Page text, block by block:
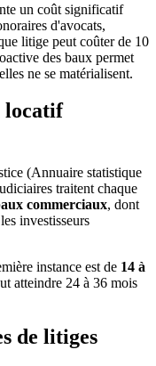
un coût significatif
d'avocats,
litige peut coûter de 10
des baux permet
ne se matérialisent.
locatif
(Annuaire statistique
traitent chaque
commerciaux, dont
investisseurs
instance est de 14 à
atteindre 24 à 36 mois
de litiges